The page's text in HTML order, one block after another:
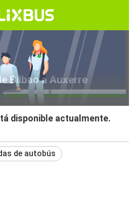
Bilbao a Auxerre
disponible actualmente.
de autobús